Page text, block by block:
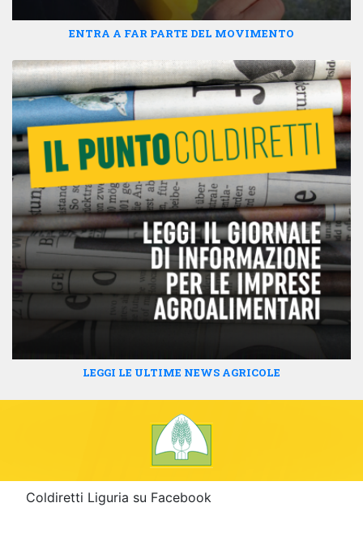
ENTRA A FAR PARTE DEL MOVIMENTO
LEGGI LE ULTIME NEWS AGRICOLE
Coldiretti Liguria su Facebook